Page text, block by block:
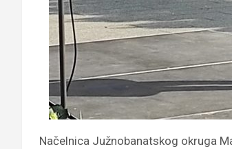
Načelnica Južnobanatskog okruga